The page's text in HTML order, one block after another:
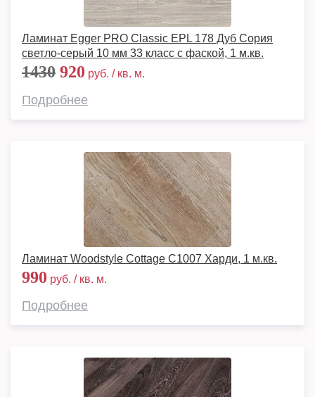
Ламинат Egger PRO Classic EPL 178 Дуб Сория
светло-серый 10 мм 33 класс с фаской, 1 м.кв.
1430 920 руб. / кв. м.
Подробнее
Ламинат Woodstyle Cottage C1007 Харди, 1 м.кв.
990 руб. / кв. м.
Подробнее